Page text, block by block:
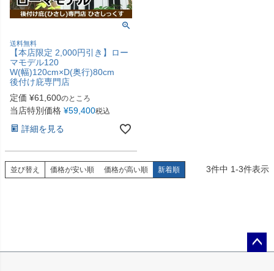
送料無料
【本店限定 2,000円引き】ロー
マモデル120
W(幅)120cm×D(奥行)80cm
後付け庇専門店
定価 ¥61,600のところ
当店特別価格 ¥59,400税込
詳細を見る
並び替え 価格が安い順 価格が高い順 新着順 3件中 1-3件表示